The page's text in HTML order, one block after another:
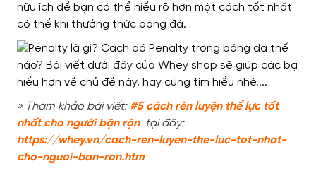
hữu ích để bạn có thể hiểu rõ hơn một cách tốt nhất
có thể khi thưởng thức bóng đá.
» Tham khảo bài viết: #5 cách rèn luyện thể lực tốt
nhất cho người bận rộn tại đây:
https://whey.vn/cach-ren-luyen-the-luc-tot-nhat-
cho-nguoi-ban-ron.htm